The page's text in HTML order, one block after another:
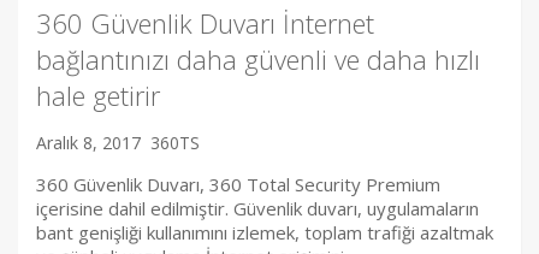
360 Güvenlik Duvarı İnternet
bağlantınızı daha güvenli ve daha hızlı
hale getirir
Aralık 8, 2017 360TS
360 Güvenlik Duvarı, 360 Total Security Premium
içerisine dahil edilmiştir. Güvenlik duvarı, uygulamaların
bant genişliği kullanımını izlemek, toplam trafiği azaltmak